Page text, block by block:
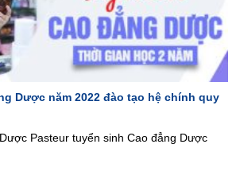
Dược năm 2022 đào tạo hệ chính quy
Pasteur tuyển sinh Cao đẳng Dược